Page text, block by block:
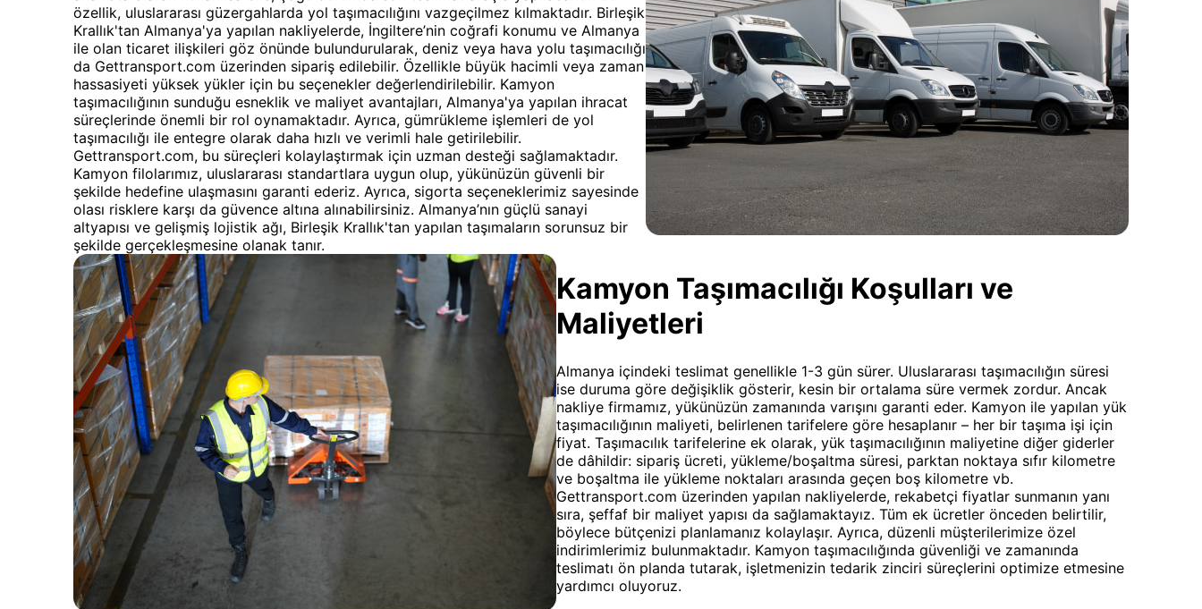
özellik, uluslararası güzergahlarda yol taşımacılığını vazgeçilmez kılmaktadır. Birleşik
Krallık'tan Almanya'ya yapılan nakliyelerde, İngiltere’nin coğrafi konumu ve Almanya
ile olan ticaret ilişkileri göz önünde bulundurularak, deniz veya hava yolu taşımacılığı
da Gettransport.com üzerinden sipariş edilebilir. Özellikle büyük hacimli veya zaman
hassasiyeti yüksek yükler için bu seçenekler değerlendirilebilir. Kamyon
taşımacılığının sunduğu esneklik ve maliyet avantajları, Almanya'ya yapılan ihracat
süreçlerinde önemli bir rol oynamaktadır. Ayrıca, gümrükleme işlemleri de yol
taşımacılığı ile entegre olarak daha hızlı ve verimli hale getirilebilir.
Gettransport.com, bu süreçleri kolaylaştırmak için uzman desteği sağlamaktadır.
Kamyon filolarımız, uluslararası standartlara uygun olup, yükünüzün güvenli bir
şekilde hedefine ulaşmasını garanti ederiz. Ayrıca, sigorta seçeneklerimiz sayesinde
olası risklere karşı da güvence altına alınabilirsiniz. Almanya’nın güçlü sanayi
altyapısı ve gelişmiş lojistik ağı, Birleşik Krallık'tan yapılan taşımaların sorunsuz bir
şekilde gerçekleşmesine olanak tanır.
Kamyon Taşımacılığı Koşulları ve
Maliyetleri
Almanya içindeki teslimat genellikle 1-3 gün sürer. Uluslararası taşımacılığın süresi
ise duruma göre değişiklik gösterir, kesin bir ortalama süre vermek zordur. Ancak
nakliye firmamız, yükünüzün zamanında varışını garanti eder. Kamyon ile yapılan yük
taşımacılığının maliyeti, belirlenen tarifelere göre hesaplanır – her bir taşıma işi için
fiyat. Taşımacılık tarifelerine ek olarak, yük taşımacılığının maliyetine diğer giderler
de dâhildir: sipariş ücreti, yükleme/boşaltma süresi, parktan noktaya sıfır kilometre
ve boşaltma ile yükleme noktaları arasında geçen boş kilometre vb.
Gettransport.com üzerinden yapılan nakliyelerde, rekabetçi fiyatlar sunmanın yanı
sıra, şeffaf bir maliyet yapısı da sağlamaktayız. Tüm ek ücretler önceden belirtilir,
böylece bütçenizi planlamanız kolaylaşır. Ayrıca, düzenli müşterilerimize özel
indirimlerimiz bulunmaktadır. Kamyon taşımacılığında güvenliği ve zamanında
teslimatı ön planda tutarak, işletmenizin tedarik zinciri süreçlerini optimize etmesine
yardımcı oluyoruz.